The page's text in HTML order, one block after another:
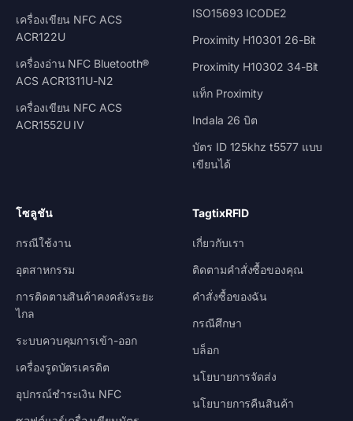
เครื่องเขียน NFC ACS
ACR122U
เครื่องอ่าน NFC Bluetooth®
ACS ACR1311U-N2
เครื่องเขียน NFC ACS
ACR1552U IV
ISO15693 ICODE2
Proximity H10301 26-Bit
Proximity H10302 34-Bit
แท็ก Proximity
Indala 26 บิต
บัตร ID 125khz t5577 แบบ
เขียนได้
โซลูชัน
กรณีใช้งาน
อุตสาหกรรม
การติดตามสินค้าคงคลังระยะ
ไกล
ระบบควบคุมการเข้า-ออก
เครื่องรูดบัตรเครดิต
อุปกรณ์ชำระเงิน NFC
TagtixRFID
เกี่ยวกับเรา
ติดตามคำสั่งซื้อของคุณ
คำสั่งซื้อของฉัน
กรณีศึกษา
บล็อก
นโยบายการจัดส่ง
นโยบายการคืนสินค้า